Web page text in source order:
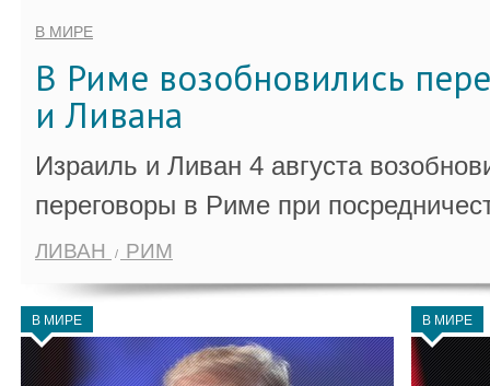
В МИРЕ
В Риме возобновились
и Ливана
Израиль и Ливан 4 августа
переговоры в Риме при
ЛИВАН РИМ
В МИРЕ В МИРЕ